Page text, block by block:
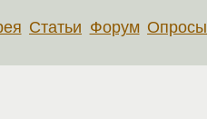
Статьи Форум Опросы